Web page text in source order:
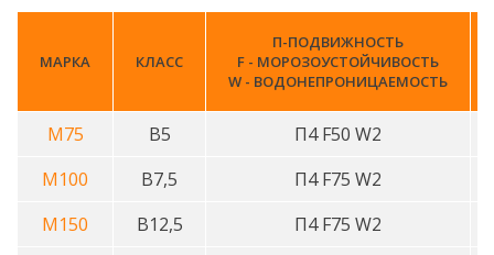
МАРКА КЛАСС
П-ПОДВИЖНОСТЬ
F - МОРОЗОУСТОЙЧИВОСТЬ
W - ВОДОНЕПРОНИЦАЕМОСТЬ
М75 В5 П4 F50 W2
М100
В7,5
П4 F75 W2
М150
В12,5
П4 F75 W2